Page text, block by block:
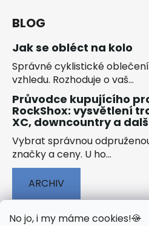
No jo, i my máme cookies!🍪
BLOG
Jak se obléct na kolo
Správné cyklistické
vzhledu. Rozhoduje o vaš...
Průvodce kupujícího
RockShox: vysvětlení
XC, downcountry a
Vybrat správnou
značky a ceny. U ho...
ARCHIV